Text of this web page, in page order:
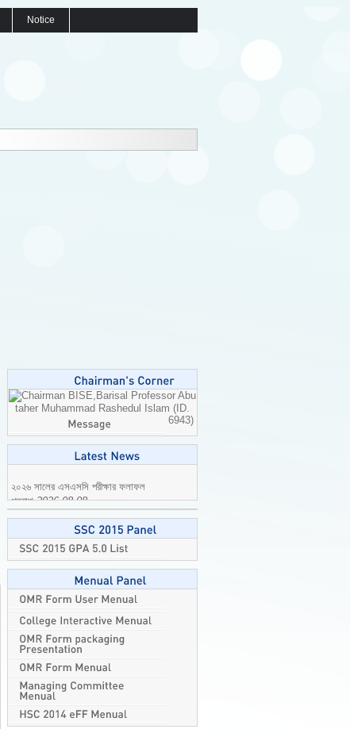
Notice
Professor Abu
taher Muhammad Rashedul Islam (ID.
6943)
২০২৬ সালের এসএসসি পরীক্ষার ফলাফল
প্রকাশ2026-08-08